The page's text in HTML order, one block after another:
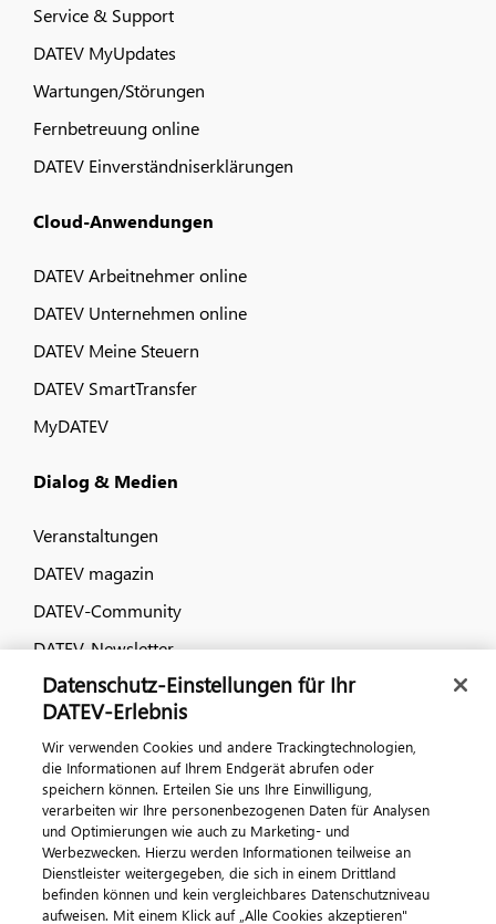
Service & Support
DATEV MyUpdates
Wartungen/Störungen
Fernbetreuung online
DATEV Einverständniserklärungen
Cloud-Anwendungen
DATEV Arbeitnehmer online
DATEV Unternehmen online
DATEV Meine Steuern
DATEV SmartTransfer
MyDATEV
Dialog & Medien
Veranstaltungen
DATEV magazin
DATEV-Community
DATEV-Newsletter
Kontaktieren Sie uns
Datenschutz-Einstellungen für Ihr
DATEV-Erlebnis
Wir verwenden Cookies und andere Trackingtechnologien,
die Informationen auf Ihrem Endgerät abrufen oder
speichern können. Erteilen Sie uns Ihre Einwilligung,
verarbeiten wir Ihre personenbezogenen Daten für Analysen
und Optimierungen wie auch zu Marketing- und
Werbezwecken. Hierzu werden Informationen teilweise an
Dienstleister weitergegeben, die sich in einem Drittland
befinden können und kein vergleichbares Datenschutzniveau
aufweisen. Mit einem Klick auf „Alle Cookies akzeptieren"